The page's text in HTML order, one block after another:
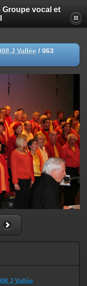
Groupe vocal et
J Vallée / 063
J Vallée